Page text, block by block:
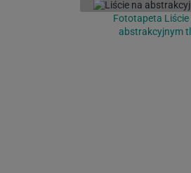
Fototapeta Liście
abstrakcyjnym